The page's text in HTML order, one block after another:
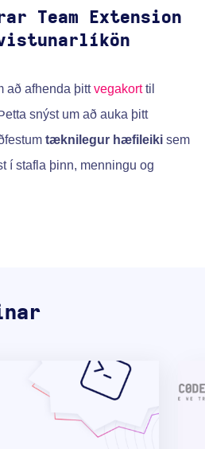
Team Extension
að afhenda þittvegakorttil
snýst um að auka þitt
tæknilegur hæfileiki sem
í stafla þinn, menningu og